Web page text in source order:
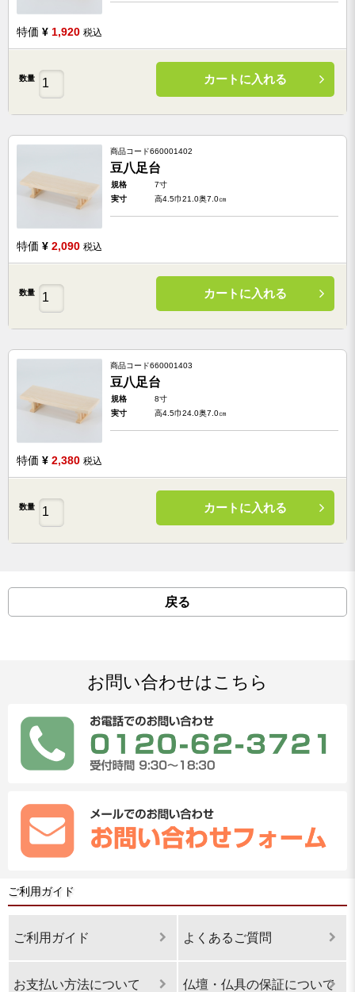
特価 ¥ 1,920 税込
数量 カートに入れる
商品コード660001402
豆八足台
規格
7寸
実寸
高4.5巾21.0奥7.0㎝
特価 ¥ 2,090 税込
数量 カートに入れる
商品コード660001403
豆八足台
規格
8寸
実寸
高4.5巾24.0奥7.0㎝
特価 ¥ 2,380 税込
数量 カートに入れる
戻る
お問い合わせはこちら
ご利用ガイド
ご利用ガイド よくあるご質問
お支払い方法について 仏壇・仏具の保証について